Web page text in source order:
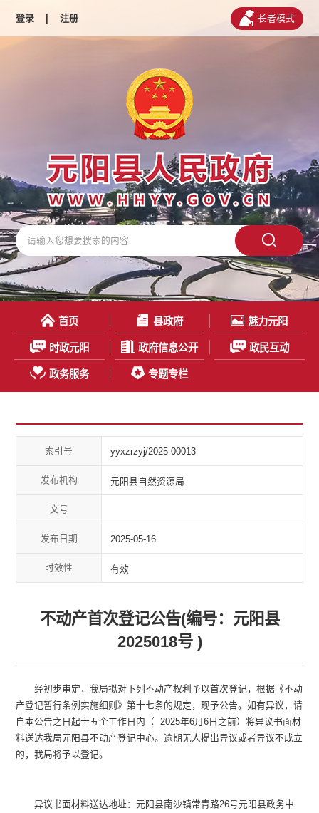
登录 | 注册 长者模式
首页 县政府 魅力元阳
时政元阳 政府信息公开 政民互动
政务服务 专题专栏
索引号 yyxzrzyj/2025-00013
发布机构 元阳县自然资源局
文号
发布日期 2025-05-16
时效性 有效
不动产首次登记公告(编号：元阳县
2025018号 )
经初步审定，我局拟对下列不动产权利予以首次登记，根据《不动
产登记暂行条例实施细则》第十七条的规定，现予公告。如有异议，请
自本公告之日起十五个工作日 内（ 2025年6月6日之前）将异议书面材
料送达我局元阳县不动产登记中心。逾期无人提出异议或者异议不成立
的，我局将予以登记。
异议书面材料送达地址：元阳县南沙镇常青路26号元阳县政务中